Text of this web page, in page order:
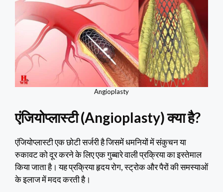
Angioplasty
एंजियोप्लास्टी (Angioplasty)क्या है?
एंजियोप्लास्टी एक छोटी सर्जरी है जिसमें धमनियों में संकुचन या
रुकावट को दूर करने के लिए एक गुब्बारे वाली प्रक्रिया का इस्तेमाल
किया जाता है। यह प्रक्रिया हृदय रोग, स्ट्रोक और पैरों की समस्याओं
के इलाज में मदद करती है।